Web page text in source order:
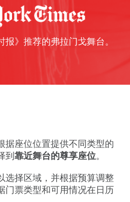
》推荐的弗拉门戈舞台。
据座位位置提供不同类型的
到 靠近舞台的尊享座位。
选择区域，并根据预算调整
门票类型和可用情况在日历